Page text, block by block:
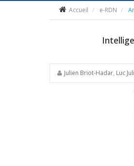
Accueil e-RDN
Julien Briot-Hadar, Luc